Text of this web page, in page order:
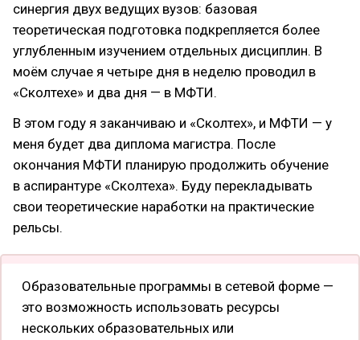
синергия двух ведущих вузов: базовая
теоретическая подготовка подкрепляется более
углубленным изучением отдельных дисциплин. В
моём случае я четыре дня в неделю проводил в
«Сколтехе» и два дня — в МФТИ.
В этом году я заканчиваю и «Сколтех», и МФТИ — у
меня будет два диплома магистра. После
окончания МФТИ планирую продолжить обучение
в аспирантуре «Сколтеха». Буду перекладывать
свои теоретические наработки на практические
рельсы.
Образовательные программы в сетевой форме —
это возможность использовать ресурсы
нескольких образовательных или